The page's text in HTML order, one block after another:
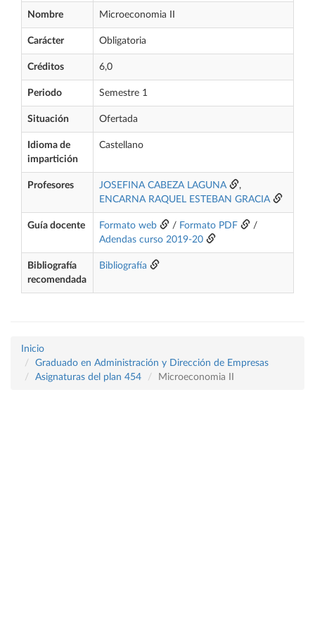
Nombre Microeconomia II
Carácter Obligatoria
Créditos 6,0
Periodo Semestre 1
Situación Ofertada
Idioma de
impartición
Castellano
Profesores JOSEFINA CABEZA LAGUNA
,
ENCARNA RAQUEL ESTEBAN GRACIA
Guía docente Formato web / Formato PDF
/
Adendas curso 2019-20
Bibliografía
recomendada
Bibliografía
Inicio
Graduado en Administración y Dirección de Empresas
Asignaturas del plan 454
Microeconomia II